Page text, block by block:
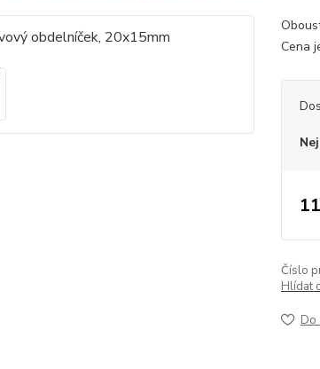
Cena
Číslo
Hlídat
Do